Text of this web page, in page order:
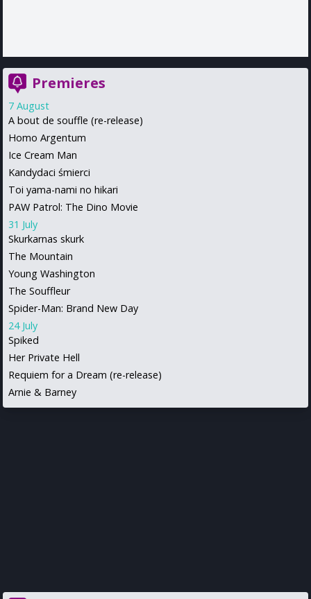
Premieres
7 August
A bout de souffle (re-release)
Homo Argentum
Ice Cream Man
Kandydaci śmierci
Toi yama-nami no hikari
PAW Patrol: The Dino Movie
31 July
Skurkarnas skurk
The Mountain
Young Washington
The Souffleur
Spider-Man: Brand New Day
24 July
Spiked
Her Private Hell
Requiem for a Dream (re-release)
Arnie & Barney